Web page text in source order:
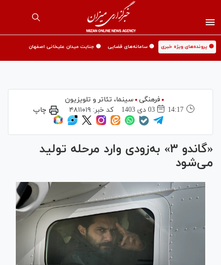
🟡 پرونده‌های ویژه خبری 🟡 سامانه‌های قضایی 🟡 جنایت میدان علیخانی اصفهان
فرهنگی
سینما،‌ تئاتر و تلویزیون
14:17
03 دی 1403 کد خبر:۴۸۱۱۰۱۹ چاپ
«گاندو ۳» به‌زودی وارد مرحله تولید
می‌شود